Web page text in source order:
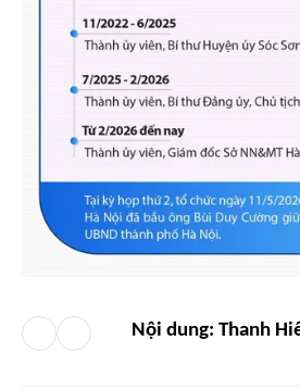
Nội dung: Thanh